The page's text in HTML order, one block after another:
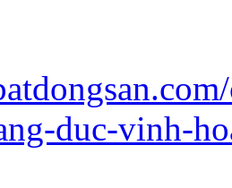
duc-vinh-